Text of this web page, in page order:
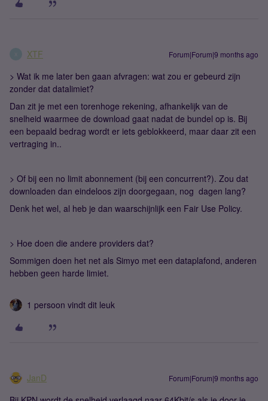
XTF Forum|Forum|9 months ago
> Wat ik me later ben gaan afvragen: wat zou er gebeurd zijn
zonder dat datalimiet?
Dan zit je met een torenhoge rekening, afhankelijk van de
snelheid waarmee de download gaat nadat de bundel op is. Bij
een bepaald bedrag wordt er iets geblokkeerd, maar daar zit een
vertraging in..
> Of bij een no limit abonnement (bij een concurrent?). Zou dat
downloaden dan eindeloos zijn doorgegaan, nog dagen lang?
Denk het wel, al heb je dan waarschijnlijk een Fair Use Policy.
> Hoe doen die andere providers dat?
Sommigen doen het net als Simyo met een dataplafond, anderen
hebben geen harde limiet.
1 persoon vindt dit leuk
JanD Forum|Forum|9 months ago